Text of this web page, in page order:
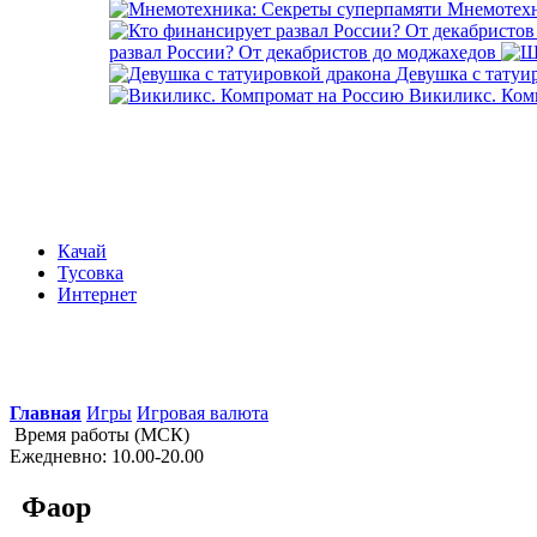
развал России? От декабристов до моджахедов
Девушка с
Викиликс.
Качай
Тусовка
Интернет
Главная Игры Игровая валюта
Время работы (МСК)
Ежедневно: 10.00-20.00
Фаор